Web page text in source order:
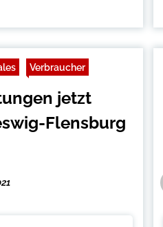
Verbraucher
jetzt
Flensburg